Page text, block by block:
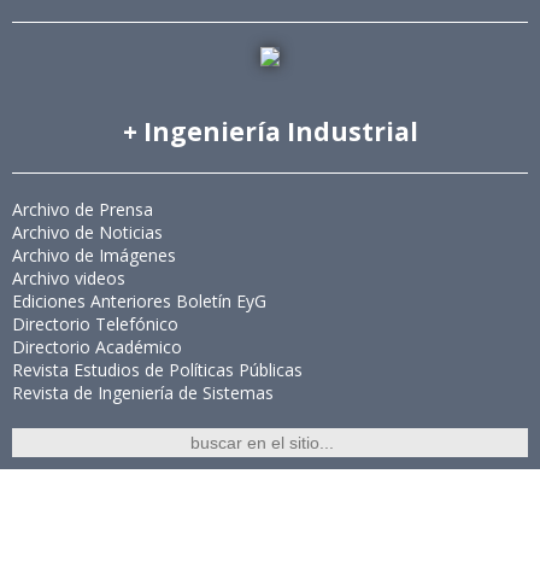
+ Ingeniería Industrial
Archivo de Prensa
Archivo de Noticias
Archivo de Imágenes
Archivo videos
Ediciones Anteriores Boletín EyG
Directorio Telefónico
Directorio Académico
Revista Estudios de Políticas Públicas
Revista de Ingeniería de Sistemas